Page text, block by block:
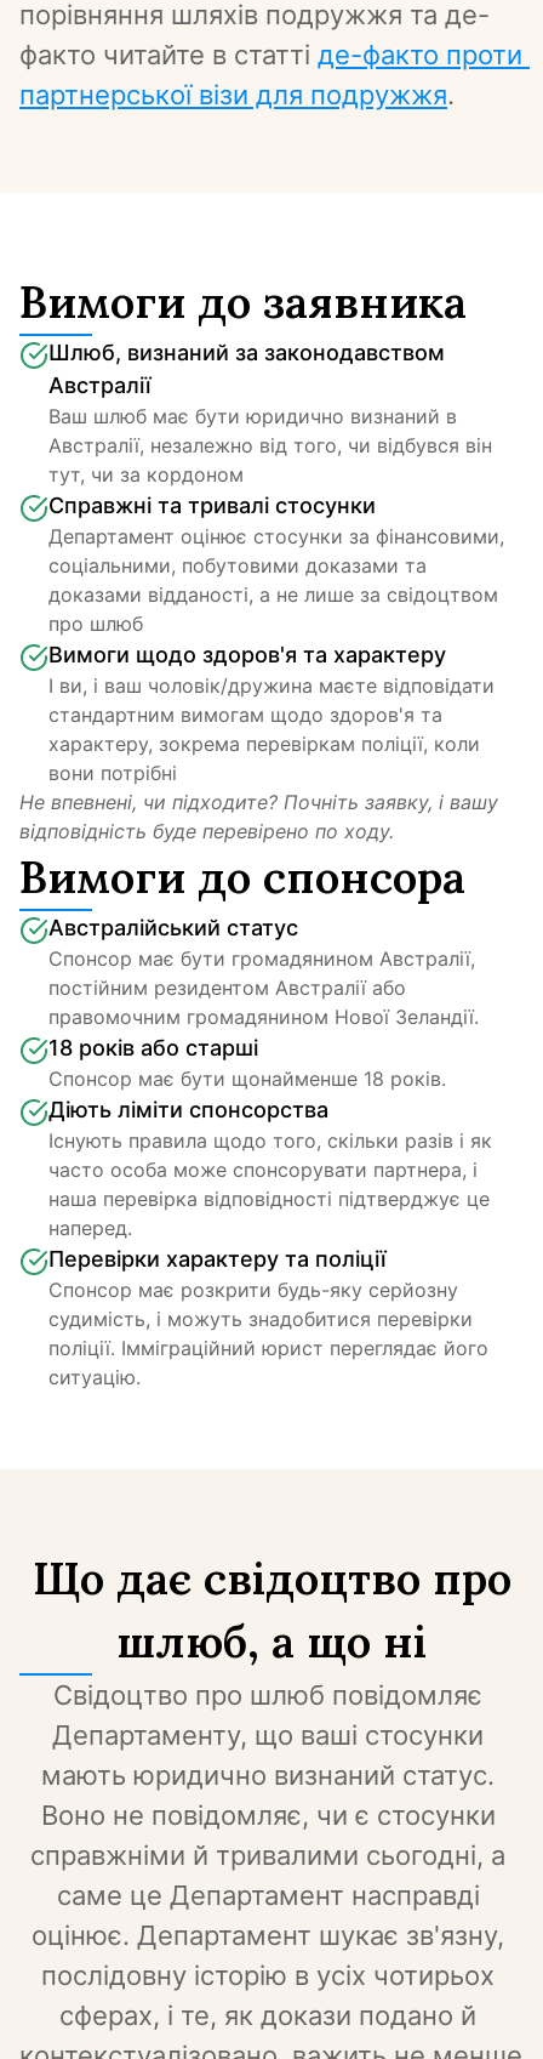
порівняння шляхів подружжя та де-
факто читайте в статті де-факто проти
партнерської візи для подружжя.
Вимоги до заявника
Шлюб, визнаний за законодавством
Австралії
Ваш шлюб має бути юридично визнаний в
Австралії, незалежно від того, чи відбувся він
тут, чи за кордоном
Справжні та тривалі стосунки
Департамент оцінює стосунки за фінансовими,
соціальними, побутовими доказами та
доказами відданості, а не лише за свідоцтвом
про шлюб
Вимоги щодо здоров'я та характеру
І ви, і ваш чоловік/дружина маєте відповідати
стандартним вимогам щодо здоров'я та
характеру, зокрема перевіркам поліції, коли
вони потрібні
Не впевнені, чи підходите? Почніть заявку, і вашу
відповідність буде перевірено по ходу.
Вимоги до спонсора
Австралійський статус
Спонсор має бути громадянином Австралії,
постійним резидентом Австралії або
правомочним громадянином Нової Зеландії.
18 років або старші
Спонсор має бути щонайменше 18 років.
Діють ліміти спонсорства
Існують правила щодо того, скільки разів і як
часто особа може спонсорувати партнера, і
наша перевірка відповідності підтверджує це
наперед.
Перевірки характеру та поліції
Спонсор має розкрити будь-яку серйозну
судимість, і можуть знадобитися перевірки
поліції. Імміграційний юрист переглядає його
ситуацію.
Що дає свідоцтво про
шлюб, а що ні
Свідоцтво про шлюб повідомляє
Департаменту, що ваші стосунки
мають юридично визнаний статус.
Воно не повідомляє, чи є стосунки
справжніми й тривалими сьогодні, а
саме це Департамент насправді
оцінює. Департамент шукає зв'язну,
послідовну історію в усіх чотирьох
сферах, і те, як докази подано й